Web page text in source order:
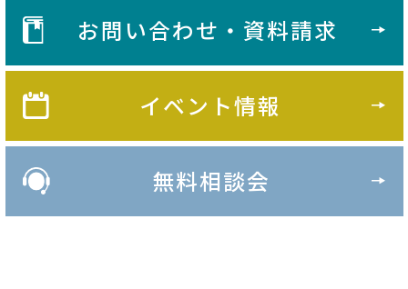
お問い合わせ・資料請求
イベント情報
無料相談会